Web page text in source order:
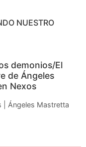
NUESTRO
demonios/El
de Ángeles
Nexos
| Ángeles Mastretta